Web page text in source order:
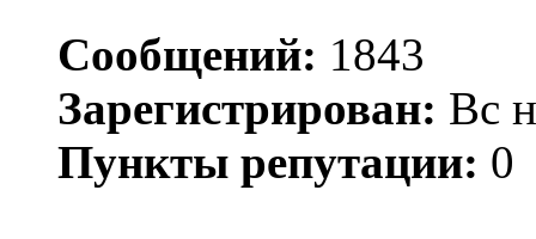
Сообщений: 1843
Зарегистрирован: Вс
Пункты репутации: 0